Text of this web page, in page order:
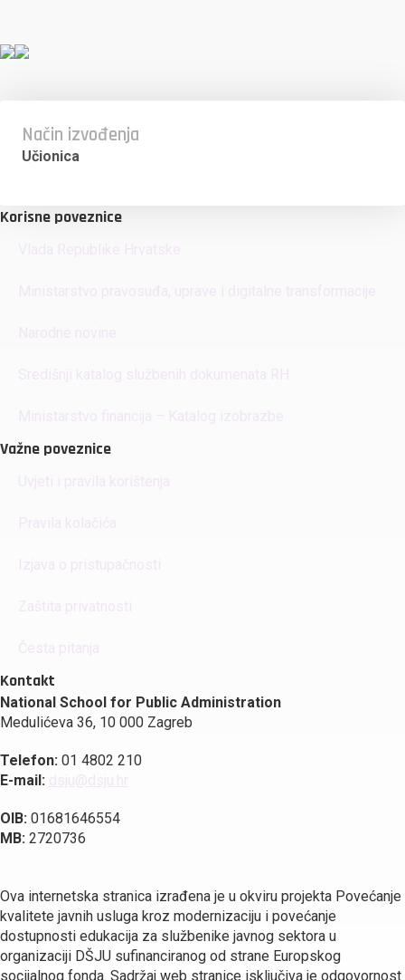
Način izvođenja
Učionica
Korisne poveznice
Važne poveznice
Kontakt
National School for Public Administration
Medulićeva 36, 10 000 Zagreb
Telefon: 01 4802 210
E-mail:
OIB: 01681646554
MB: 2720736
Ova internetska stranica izrađena je u okviru projekta Povećanje
kvalitete javnih usluga kroz modernizaciju i povećanje
dostupnosti edukacija za službenike javnog sektora u
organizaciji DŠJU sufinanciranog od strane Europskog
socijalnog fonda. Sadržaj web stranice isključiva je odgovornost